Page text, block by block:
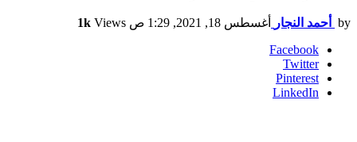
by أحمد النجار أغسطس 18, 2021, 1:29 ص 1k Views
Facebook
Twitter
Pinterest
LinkedIn